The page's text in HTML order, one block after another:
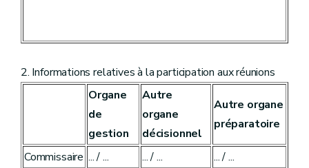
2. Informations relatives à la participation aux réunions
Organe
de
gestion
Autre
organe
décisionnel
Autre organe
préparatoire
Commissaire ... / ... ... / ...
... / ...